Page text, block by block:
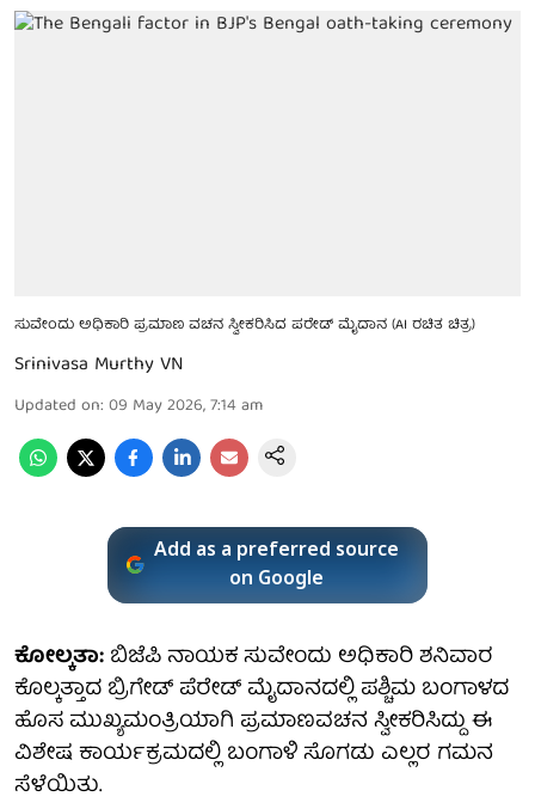
ಸುವೇಂದು ಅಧಿಕಾರಿ ಪ್ರಮಾಣ ವಚನ ಸ್ವೀಕರಿಸಿದ ಪರೇಡ್ ಮೈದಾನ (AI ರಚಿತ ಚಿತ್ರ)
Srinivasa Murthy VN
Updated on: 09 May 2026, 7:14 am
Add as a preferred source
on Google
ಕೋಲ್ಕತಾ:ಬಿಜೆಪಿ ನಾಯಕ ಸುವೇಂದು ಅಧಿಕಾರಿ ಶನಿವಾರ
ಕೊಲ್ಕತ್ತಾದ ಬ್ರಿಗೇಡ್ ಪೆರೇಡ್ ಮೈದಾನದಲ್ಲಿ ಪಶ್ಚಿಮ ಬಂಗಾಳದ
ಹೊಸ ಮುಖ್ಯಮಂತ್ರಿಯಾಗಿ ಪ್ರಮಾಣವಚನ ಸ್ವೀಕರಿಸಿದ್ದು ಈ
ವಿಶೇಷ ಕಾರ್ಯಕ್ರಮದಲ್ಲಿ ಬಂಗಾಳಿ ಸೊಗಡು ಎಲ್ಲರ ಗಮನ
ಸೆಳೆಯಿತು.